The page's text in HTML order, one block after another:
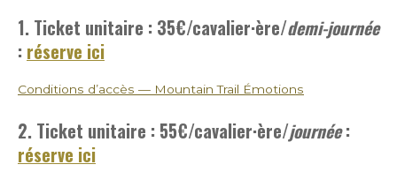
1. Ticket unitaire : 35€/cavalier·ère/demi-journée
: réserve ici
Conditions d’accès — Mountain Trail Émotions
2. Ticket unitaire : 55€/cavalier·ère/journée:
réserve ici